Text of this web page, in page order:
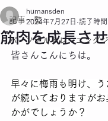
記事一覧
パーソナルトレーニング
筋肉を成長さ
humansden
2024年7月27日 読了時
皆さんこんにちは。
早々に梅雨も明け、う
が続いておりますが
かがでしょうか？